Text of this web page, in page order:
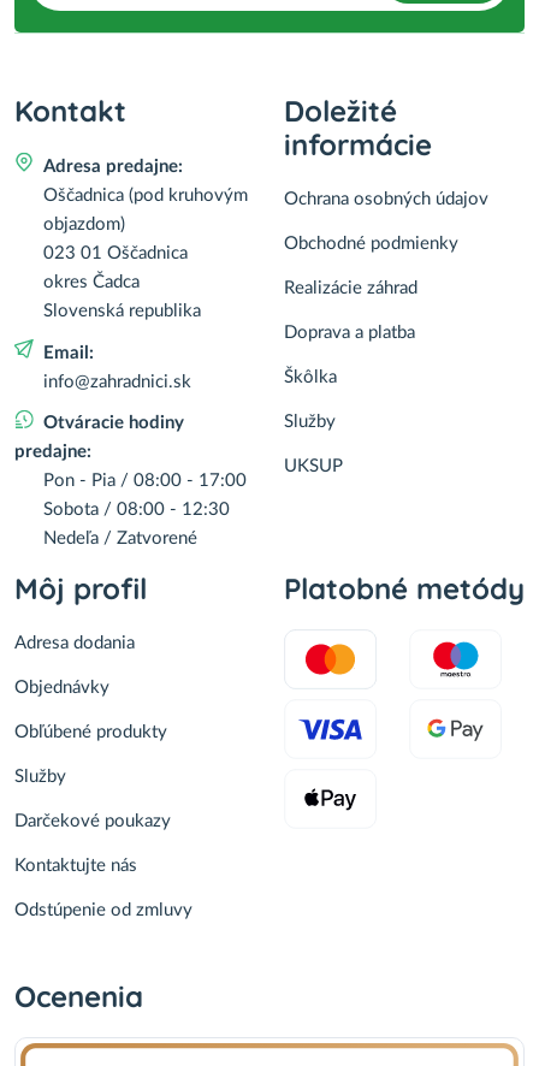
Kontakt
Adresa predajne:
Oščadnica (pod kruhovým
objazdom)
023 01 Oščadnica
okres Čadca
Slovenská republika
Email:
info@zahradnici.sk
Otváracie hodiny
predajne:
Pon - Pia / 08:00 - 17:00
Sobota / 08:00 - 12:30
Nedeľa / Zatvorené
Doležité
informácie
Ochrana osobných údajov
Obchodné podmienky
Realizácie záhrad
Doprava a platba
Škôlka
Služby
UKSUP
Môj profil
Adresa dodania
Objednávky
Obľúbené produkty
Služby
Darčekové poukazy
Kontaktujte nás
Odstúpenie od zmluvy
Platobné metódy
Ocenenia